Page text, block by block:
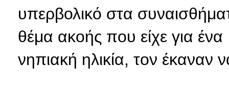
υπερβολικό στα
θέμα ακοής που είχε για
νηπιακή ηλικία, τον